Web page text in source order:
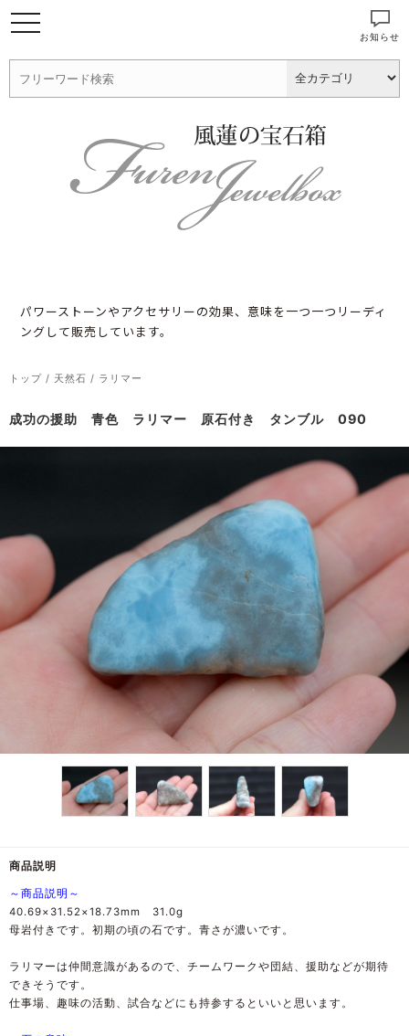
パワーストーンやアクセサリーの効果、意味を一つ一つリーディ
ングして販売しています。
お知らせ
トップ / 天然石 / ラリマー
成功の援助 青色 ラリマー 原石付き タンブル 090
商品説明
～商品説明～
40.69×31.52×18.73mm 31.0g
母岩付きです。初期の頃の石です。青さが濃いです。
ラリマーは仲間意識があるので、チームワークや団結、援助などが期待
できそうです。
仕事場、趣味の活動、試合などにも持参するといいと思います。